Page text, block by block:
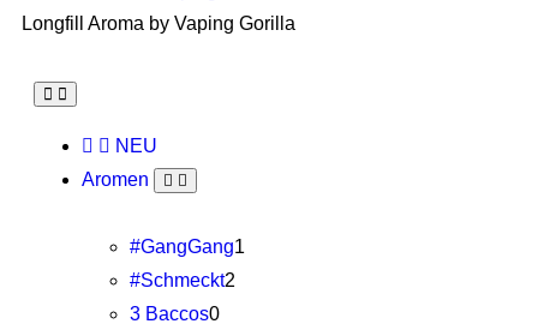
Longfill Aroma by Vaping Gorilla
NEU
Aromen
#GangGang1
#Schmeckt2
3 Baccos0